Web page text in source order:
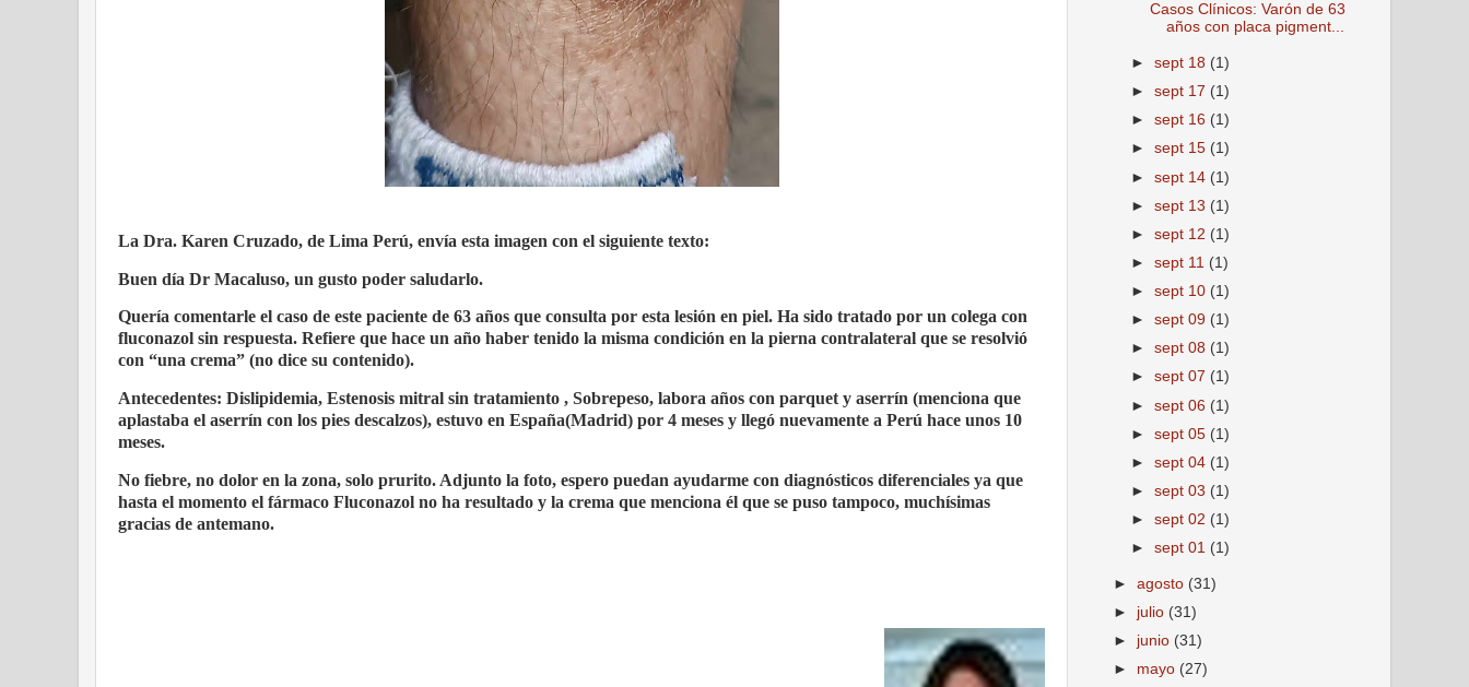
La Dra. Karen Cruzado, de Lima Perú, envía esta imagen con el siguiente texto:
Buen día Dr Macaluso, un gusto poder saludarlo.
Quería comentarle el caso de este paciente de 63 años que consulta por esta lesión en piel. Ha sido tratado por un colega con
fluconazol sin respuesta. Refiere que hace un año haber tenido la misma condición en la pierna contralateral que se resolvió
con “una crema” (no dice su contenido).
Antecedentes: Dislipidemia, Estenosis mitral sin tratamiento , Sobrepeso, labora años con parquet y aserrín (menciona que
aplastaba el aserrín con los pies descalzos), estuvo en España(Madrid) por 4 meses y llegó nuevamente a Perú hace unos 10
meses.
No fiebre, no dolor en la zona, solo prurito. Adjunto la foto, espero puedan ayudarme con diagnósticos diferenciales ya que
hasta el momento el fármaco Fluconazol no ha resultado y la crema que menciona él que se puso tampoco, muchísimas
gracias de antemano.
Casos Clínicos: Varón de 63
años con placa pigment...
►sept 18 (1)
►sept 17 (1)
►sept 16 (1)
►sept 15 (1)
►sept 14 (1)
►sept 13 (1)
►sept 12 (1)
►sept 11 (1)
►sept 10 (1)
►sept 09 (1)
►sept 08 (1)
►sept 07 (1)
►sept 06 (1)
►sept 05 (1)
►sept 04 (1)
►sept 03 (1)
►sept 02 (1)
►sept 01 (1)
►agosto (31)
► julio (31)
► junio (31)
► mayo (27)